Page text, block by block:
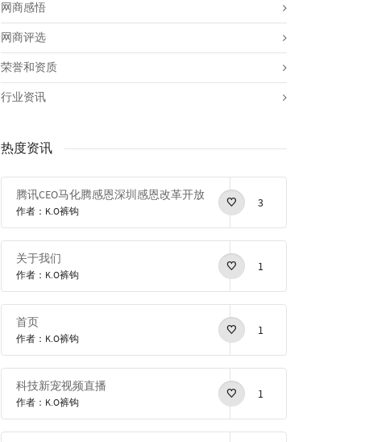
网商感悟
网商评选
荣誉和资质
行业资讯
热度资讯
腾讯CEO马化腾感恩深圳感恩改革开放
作者：K.O裤钩
3
关于我们
作者：K.O裤钩
1
首页
作者：K.O裤钩
1
科技新宠视频直播
作者：K.O裤钩
1